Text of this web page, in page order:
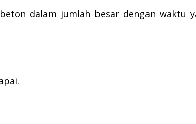
dalam jumlah besar dengan waktu